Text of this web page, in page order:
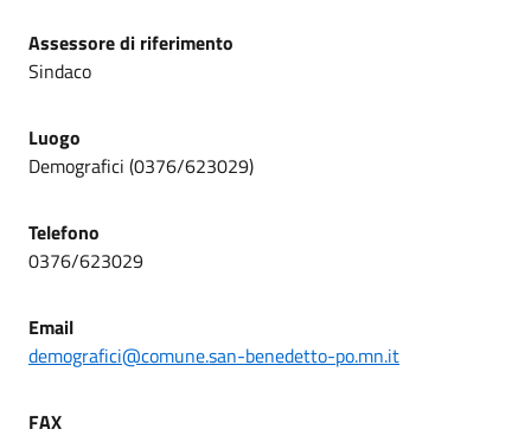
Assessore di riferimento
Sindaco
Luogo
Demografici (0376/623029)
Telefono
0376/623029
Email
demografici@comune.san-benedetto-po.mn.it
FAX